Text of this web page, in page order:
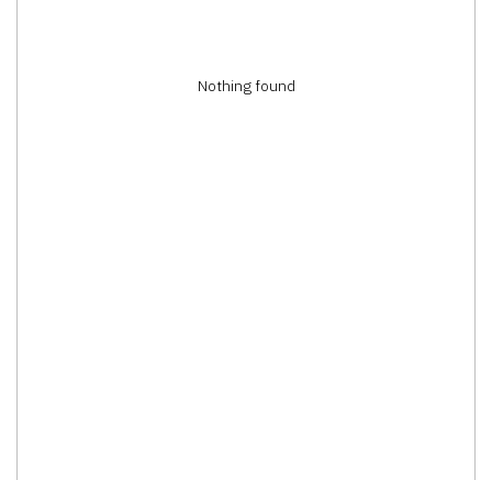
Nothing found